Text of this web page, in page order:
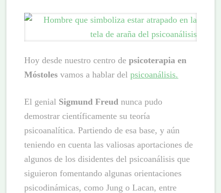
Hoy desde nuestro centro depsicoterapia en
Móstoles vamos a hablar delpsicoanálisis.
El genial Sigmund Freud nunca pudo
demostrar científicamente su teoría
psicoanalítica. Partiendo de esa base, y aún
teniendo en cuenta las valiosas aportaciones de
algunos de los disidentes del psicoanálisis que
siguieron fomentando algunas orientaciones
psicodinámicas, como Jung o Lacan, entre